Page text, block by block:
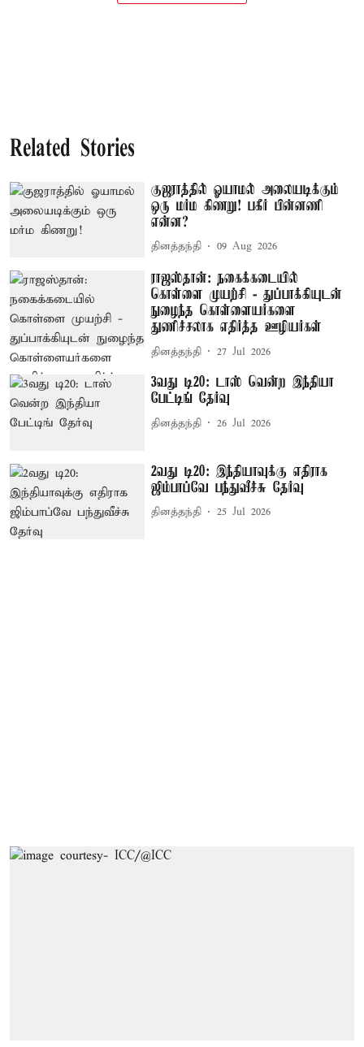
Related Stories
குஜராத்தில் ஓயாமல் அலையடிக்கும்
ஒரு மர்ம கிணறு! பகீர் பின்னணி
என்ன?
தினத்தந்தி 09 Aug 2026
ராஜஸ்தான்: நகைக்கடையில்
கொள்ளை முயற்சி - துப்பாக்கியுடன்
நுழைந்த கொள்ளையர்களை
துணிச்சலாக எதிர்த்த ஊழியர்கள்
தினத்தந்தி 27 Jul 2026
3வது டி20: டாஸ் வென்ற இந்தியா
பேட்டிங் தேர்வு
தினத்தந்தி 26 Jul 2026
2வது டி20: இந்தியாவுக்கு எதிராக
ஜிம்பாப்வே பந்துவீச்சு தேர்வு
தினத்தந்தி 25 Jul 2026